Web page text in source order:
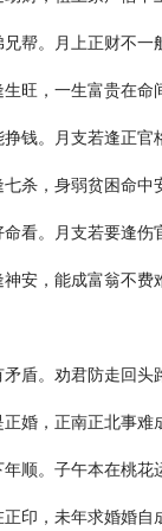
帮。月上正财不一
旺，一生富贵在命
钱。月支若逢正官
杀，身弱贫困命中
看。月支若要逢伤
安，能成富翁不费
盾。劝君防走回头
婚，正南正北事难
顺。子午本在桃花
印，未年求婚婚自